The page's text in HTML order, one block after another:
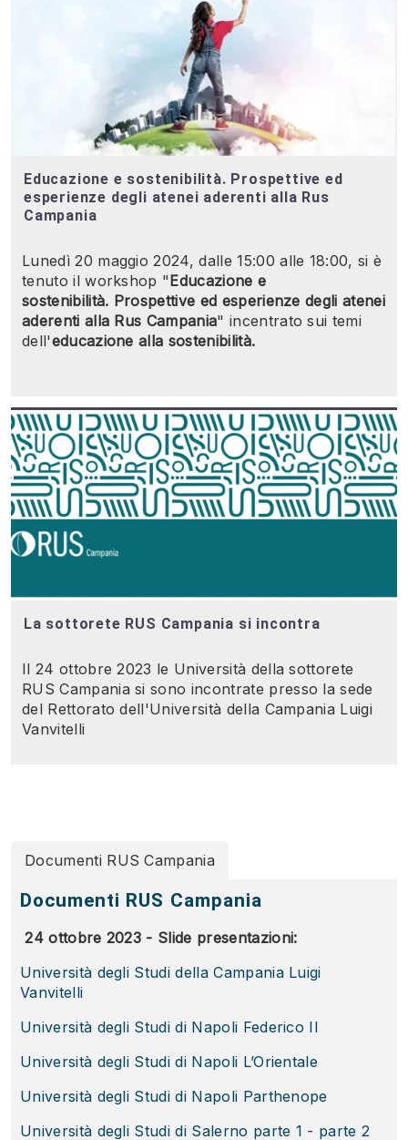
Educazione e sostenibilità. Prospettive ed
esperienze degli atenei aderenti alla Rus
Campania
Lunedì20 maggio 2024, dalle 15:00 alle 18:00, si è
tenuto il workshop "Educazione e
sostenibilità. Prospettive ed esperienze degli atenei
aderenti alla Rus Campania" incentrato sui temi
dell'educazione alla sostenibilità.
La sottorete RUS Campania si incontra
Il 24 ottobre 2023 le Università della sottorete
RUS Campania si sono incontrate presso la sede
del Rettorato dell'Università della Campania Luigi
Vanvitelli
Documenti RUS Campania
Documenti RUS Campania
24 ottobre 2023 - Slide presentazioni:
Università degli Studi della Campania Luigi
Vanvitelli
Università degli Studi di Napoli Federico II
Università degli Studi di Napoli L’Orientale
Università degli Studi di Napoli Parthenope
Università degli Studi di Salerno parte 1 - parte 2